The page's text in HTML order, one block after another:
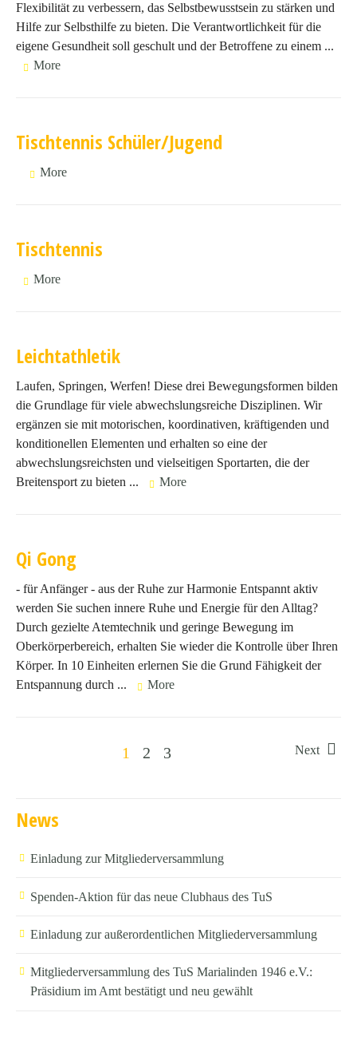
Flexibilität zu verbessern, das Selbstbewusstsein zu stärken und
Hilfe zur Selbsthilfe zu bieten. Die Verantwortlichkeit für die
eigene Gesundheit soll geschult und der Betroffene zu einem ...
More
Tischtennis Schüler/Jugend
More
Tischtennis
More
Leichtathletik
Laufen, Springen, Werfen! Diese drei Bewegungsformen bilden
die Grundlage für viele abwechslungsreiche Disziplinen. Wir
ergänzen sie mit motorischen, koordinativen, kräftigenden und
konditionellen Elementen und erhalten so eine der
abwechslungsreichsten und vielseitigen Sportarten, die der
Breitensport zu bieten ...
More
Qi Gong
- für Anfänger - aus der Ruhe zur Harmonie Entspannt aktiv
werden Sie suchen innere Ruhe und Energie für den Alltag?
Durch gezielte Atemtechnik und geringe Bewegung im
Oberkörperbereich, erhalten Sie wieder die Kontrolle über Ihren
Körper. In 10 Einheiten erlernen Sie die Grund Fähigkeit der
Entspannung durch ...
More
1 2 3 Next
News
Einladung zur Mitgliederversammlung
Spenden-Aktion für das neue Clubhaus des TuS
Einladung zur außerordentlichen Mitgliederversammlung
Mitgliederversammlung des TuS Marialinden 1946 e.V.:
Präsidium im Amt bestätigt und neu gewählt